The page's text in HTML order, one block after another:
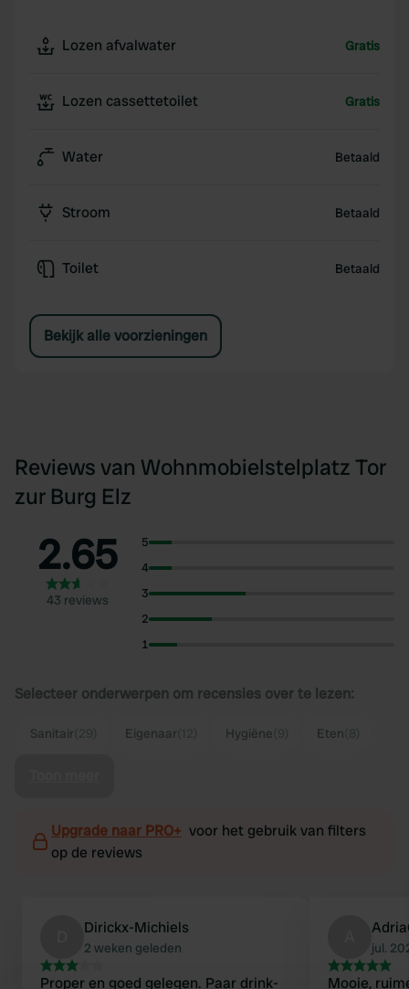
Lozen afvalwater Gratis
Lozen cassettetoilet Gratis
Water Betaald
Stroom Betaald
Toilet Betaald
Bekijk alle voorzieningen
Reviews van Wohnmobielstelplatz Tor
zur Burg Elz
2.65
43 reviews
5
4
3
2
1
Selecteer onderwerpen om recensies over te lezen:
Sanitair Eigenaar Hygiëne Eten
Upgrade naar PRO+ voor het gebruik van filters
op de reviews
Dirickx-Michiels
2 weken geleden
Proper en goed gelegen. Paar drink-
jul.
Mooie,